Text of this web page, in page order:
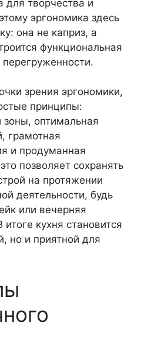
для творчества и
эргономика здесь
она не каприз, а
функциональная
перегруженности.
зрения эргономики,
принципы:
зоны, оптимальная
грамотная
и продуманная
позволяет сохранять
на протяжении
деятельности, будь
или вечерняя
итоге кухня становится
но и приятной для